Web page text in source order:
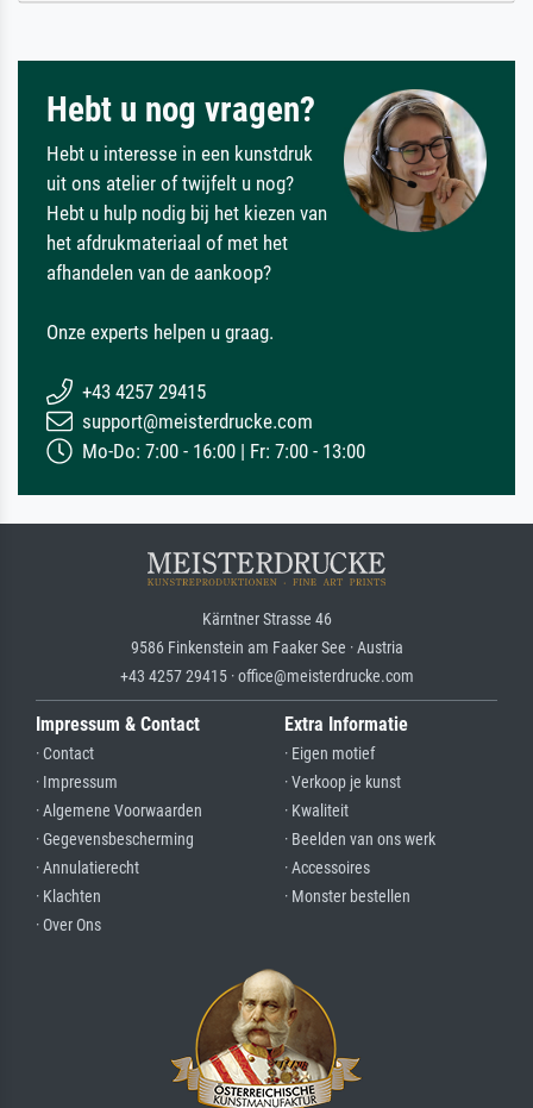
Hebt u nog vragen?
Hebt u interesse in een kunstdruk
uit ons atelier of twijfelt u nog?
Hebt u hulp nodig bij het kiezen van
het afdrukmateriaal of met het
afhandelen van de aankoop?
Onze experts helpen u graag.
+43 4257 29415
support@meisterdrucke.com
Mo-Do: 7:00 - 16:00 | Fr: 7:00 - 13:00
Kärntner Strasse 46
9586 Finkenstein am Faaker See · Austria
+43 4257 29415 · office@meisterdrucke.com
Impressum & Contact
· Contact
· Impressum
· Algemene Voorwaarden
· Gegevensbescherming
· Annulatierecht
· Klachten
· Over Ons
Extra Informatie
· Eigen motief
· Verkoop je kunst
· Kwaliteit
· Beelden van ons werk
· Accessoires
· Monster bestellen